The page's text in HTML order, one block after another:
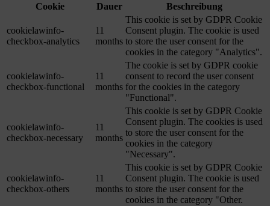
Cookie
Dauer Beschreibung
cookielawinfo-
checkbox-analytics
11
months
This cookie is set by GDPR Cookie
Consent plugin. The cookie is used
to store the user consent for the
cookies in the category "Analytics".
cookielawinfo-
checkbox-functional
11
months
The cookie is set by GDPR cookie
consent to record the user consent
for the cookies in the category
"Functional".
cookielawinfo-
checkbox-necessary
11
months
This cookie is set by GDPR Cookie
Consent plugin. The cookies is used
to store the user consent for the
cookies in the category
"Necessary".
cookielawinfo-
checkbox-others
11
months
This cookie is set by GDPR Cookie
Consent plugin. The cookie is used
to store the user consent for the
cookies in the category "Other.